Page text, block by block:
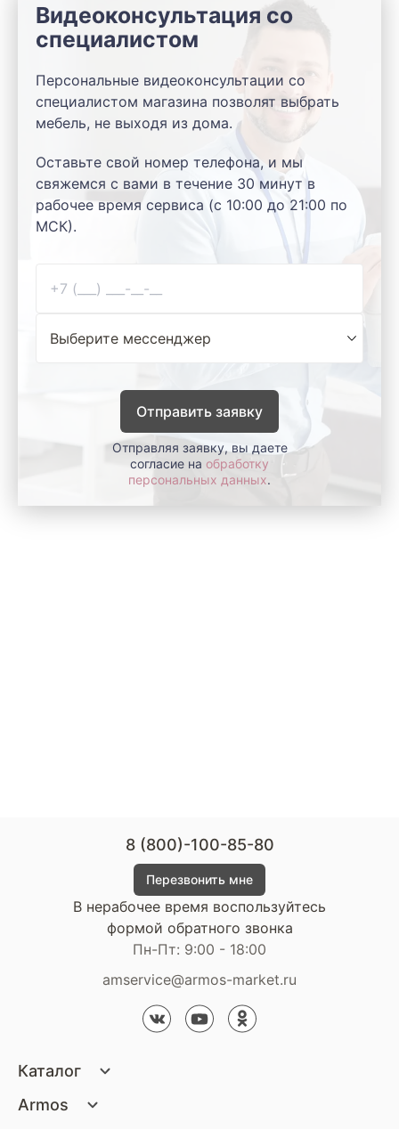
Видеоконсультация со
специалистом
Персональные видеоконсультации со
специалистом магазина позволят выбрать
мебель, не выходя из дома.
Оставьте свой номер телефона, и мы
свяжемся с вами в течение 30 минут в
рабочее время сервиса (с 10:00 до 21:00 по
МСК).
Отправить заявку
Отправляя заявку, вы даете
согласие на обработку
персональных данных.
Каталог
Кровати
Armos
8 (800)-100-85-80
Перезвонить мне
В нерабочее время воспользуйтесь
формой обратного звонка
Пн-Пт: 9:00 - 18:00
amservice@armos-market.ru